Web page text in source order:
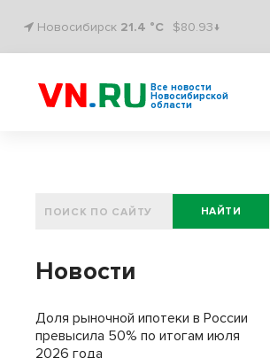
Новосибирск 21.4 °C $80.93↓
Все новости
Новосибирской
области
НАЙТИ
Новости
Доля рыночной ипотеки в России
превысила 50% по итогам июля
2026 года